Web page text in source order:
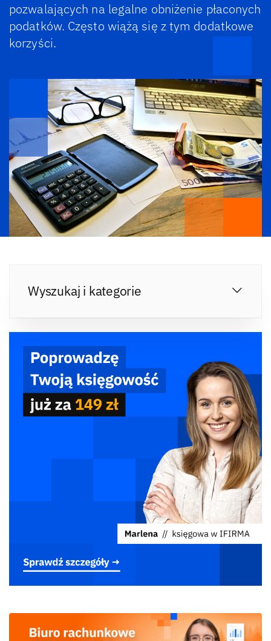
pozwalających na legalne obniżenie płaconych
podatków. Często wiążą się z tym dodatkowe
korzyści.
Wyszukaj i kategorie